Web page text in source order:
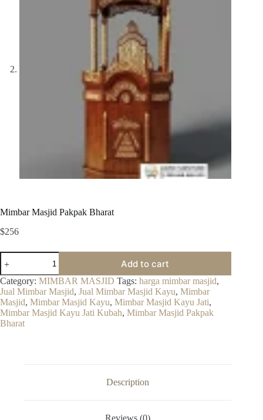
Mimbar Masjid Pakpak Bharat
$256
Mimbar
Masjid
Pakpak
Bharat
quantity
Add to cart
Category: MIMBAR MASJID Tags: harga mimbar masjid,
Jual Mimbar Masjid, Jual Mimbar Masjid Kayu, Mimbar
Masjid, Mimbar Masjid Kayu, Mimbar Masjid Kayu Jati,
Mimbar Masjid Kayu Jati Kubah, Mimbar Masjid Pakpak
Bharat
Description
Reviews (0)